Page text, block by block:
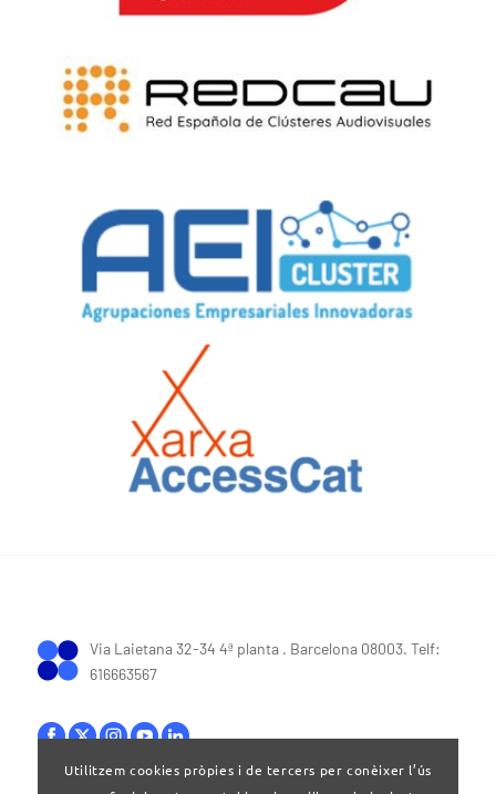
Via Laietana 32-34 4ª planta . Barcelona 08003. Telf:
616663567
Utilitzem cookies pròpies i de tercers per conèixer l’ús